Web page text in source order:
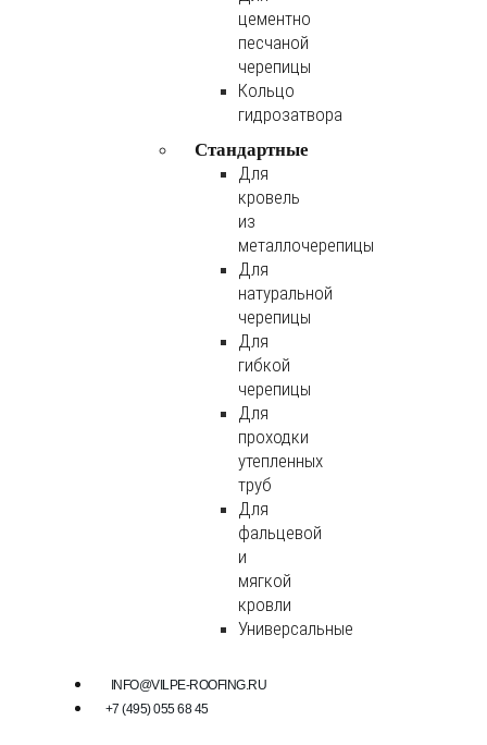
цементно
песчаной
черепицы
Кольцо
гидрозатвора
Стандартные
Для
кровель
из
металлочерепицы
Для
натуральной
черепицы
Для
гибкой
черепицы
Для
проходки
утепленных
труб
Для
фальцевой
и
мягкой
кровли
Универсальные
INFO@VILPE-ROOFING.RU
+7 (495) 055 68 45